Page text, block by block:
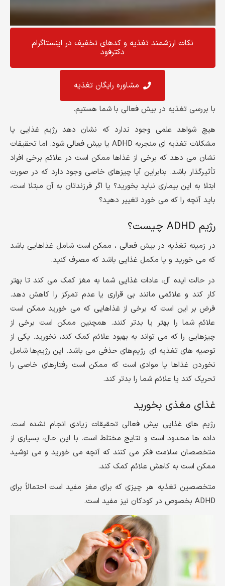
نکات ارزشمند تغذیه و کد‌های تخفیف در اینستاگرام
دکترفود
مشاوره رایگان تغذیه
با بررسی تغذیه در بیش فعالی با شما هستیم.
هیچ شواهد علمی وجود ندارد که نشان دهد رژیم غذایی یا
مشکلات تغذیه ای منجربه ADHD یا بیش فعالی شود. اما تحقیقات
نشان می دهد که برخی از غذاها ممکن است در علائم برخی افراد
تأثیرگذار باشد. بنابراین آیا چیزهای خاصی وجود دارد که در صورت
ابتلا به این بیماری نباید بخورید؟ یا اگر فرزندتان به آن مبتلا است،
باید آنچه را که می خورد تغییر دهید؟
رژیم ADHD چیست؟
در زمینه تغذیه در بیش فعالی ، ممکن است شامل غذاهایی باشد
که می خورید و یا مکمل غذایی باشد که مصرف کنید.
در حالت ایده آل، عادات غذایی شما به مغز کمک می کند تا بهتر
کار کند و علائمی مانند بی قراری یا عدم تمرکز را کاهش دهد.
فرض بر این است که برخی از غذاهایی که می خورید ممکن است
علائم شما را بهتر یا بدتر کنند. همچنین ممکن است برخی از
چیزهایی را که می تواند به بهبود علائم کمک کند، نخورید. یکی از
توصیه های تغذیه ای رژیم‌های حذفی می باشد. این رژیم‌ها شامل
نخوردن غذاها یا موادی است که ممکن است رفتارهای خاصی را
تحریک کند یا علائم شما را بدتر کند.
غذای مغذی بخورید
رژیم های غذایی بیش فعالی تحقیقات زیادی انجام نشده است.
داده ها محدود است و نتایج مختلط است. با این حال، بسیاری از
متخصصان سلامت فکر می کنند که آنچه می خورید و می نوشید
ممکن است به کاهش علائم کمک کند.
متخصصین تغذیه هر چیزی که برای مغز مفید است احتمالاً برای
ADHD بخصوص در کودکان نیز مفید است.